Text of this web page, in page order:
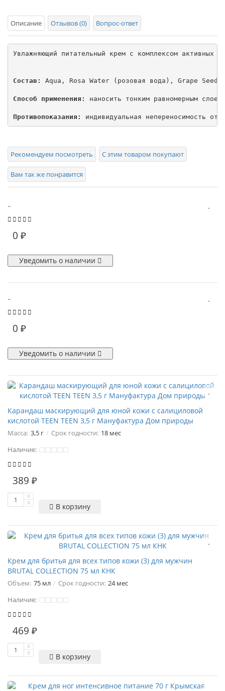
Описание Отзывов (0) Вопрос-ответ
Увлажняющий питательный крем с комплексом активных
Состав: Aqua, Rosa Water (розовая вода), Grape
Способ применения: наносить тонким равномерным
Противопоказания: индивидуальная непереносимость
Рекомендуем посмотреть С этим товаром покупают
Вам так же понравится
..
0 ₽
Уведомить о наличии
..
0 ₽
Уведомить о наличии
Карандаш маскирующий для юной кожи с салициловой
кислотой TEEN TEEN 3,5 г Мануфактура Дом природы
Масса: 3,5 г Срок годности: 18 мес
Наличие:
389 ₽
В корзину
Крем для бритья для всех типов кожи (3) для мужчин
BRUTAL COLLECTION 75 мл КНК
Объем: 75 мл Срок годности: 24 мес
Наличие:
469 ₽
В корзину